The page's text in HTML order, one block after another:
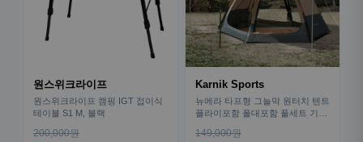
원스위크라이프
원스위크라이프 캠핑 IGT 접이식
테이블 S1 M, 블랙
200,000원
Karnik Sports
뉴에라 타프형 그늘막 원터치 텐트
플라이포함 폴대포함 풀세트 기본
149,000원